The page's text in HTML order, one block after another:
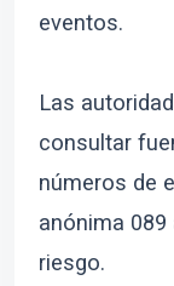
eventos.
Las
consultar
números de
anónima
riesgo.